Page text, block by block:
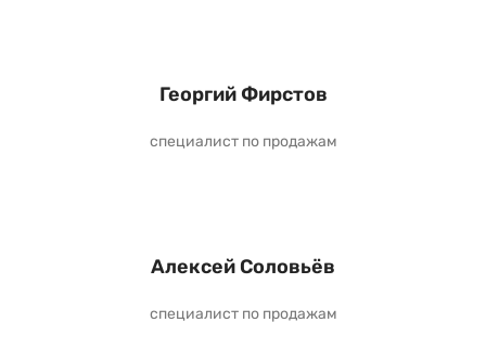
Георгий Фирстов
специалист по продажам
Алексей Соловьёв
специалист по продажам